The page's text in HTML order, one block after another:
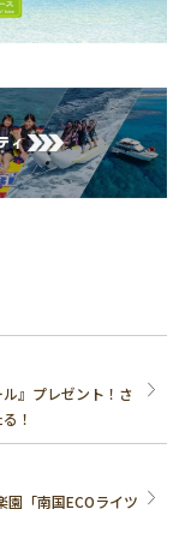
ル』プレゼント！さ
！
園「南国ECOライツ